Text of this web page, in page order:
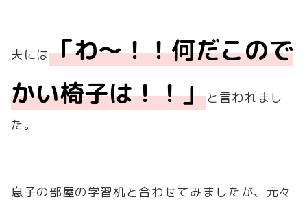
夫には「わ～！！何だこので
かい椅子は！！」と言われまし
た。
息子の部屋の学習机と合わせてみましたが、元々